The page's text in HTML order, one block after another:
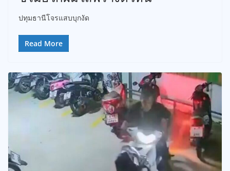
ปทุมธานีโจรแสบบุกงัด
Read More